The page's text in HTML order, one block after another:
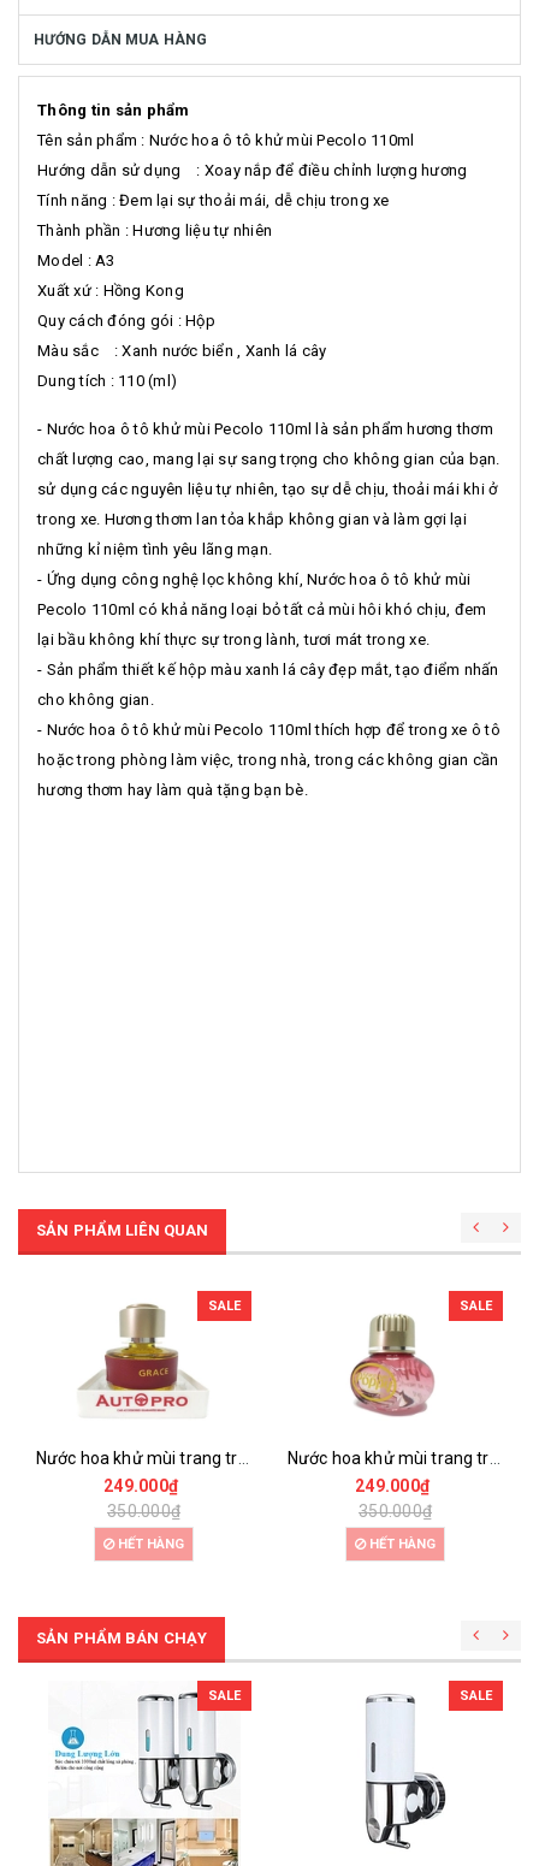
HƯỚNG DẪN MUA HÀNG
Thông tin sản phẩm
Tên sản phẩm : Nước hoa ô tô khử mùi Pecolo 110ml
Hướng dẫn sử dụng : Xoay nắp để điều chỉnh lượng hương
Tính năng : Đem lại sự thoải mái, dễ chịu trong xe
Thành phần : Hương liệu tự nhiên
Model : A3
Xuất xứ : Hồng Kong
Quy cách đóng gói : Hộp
Màu sắc : Xanh nước biển , Xanh lá cây
Dung tích : 110 (ml)
- Nước hoa ô tô khử mùi Pecolo 110ml là sản phẩm hương thơm
chất lượng cao, mang lại sự sang trọng cho không gian của bạn.
sử dụng các nguyên liệu tự nhiên, tạo sự dễ chịu, thoải mái khi ở
trong xe. Hương thơm lan tỏa khắp không gian và làm gợi lại
những kỉ niệm tình yêu lãng mạn.
- Ứng dụng công nghệ lọc không khí, Nước hoa ô tô khử mùi
Pecolo 110ml có khả năng loại bỏ tất cả mùi hôi khó chịu, đem
lại bầu không khí thực sự trong lành, tươi mát trong xe.
- Sản phẩm thiết kế hộp màu xanh lá cây đẹp mắt, tạo điểm nhấn
cho không gian.
- Nước hoa ô tô khử mùi Pecolo 110ml thích hợp để trong xe ô tô
hoặc trong phòng làm việc, trong nhà, trong các không gian cần
hương thơm hay làm quà tặng bạn bè.
SẢN PHẨM LIÊN QUAN
SALE
249.000₫
350.000₫
HẾT HÀNG
SALE
249.000₫
350.000₫
HẾT HÀNG
SẢN PHẨM BÁN CHẠY
SALE SALE